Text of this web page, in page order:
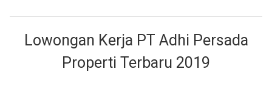
Lowongan Kerja PT Adhi Persada
Properti Terbaru 2019